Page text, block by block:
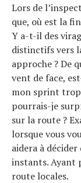
Lors de
que, où est la
Y a-t-il des
distinctifs vers
approche ? De
vent de face,
mon sprint trop
pourrais-je
sur la route ?
lorsque vous
aidera à
instants. Ayant
route locales.